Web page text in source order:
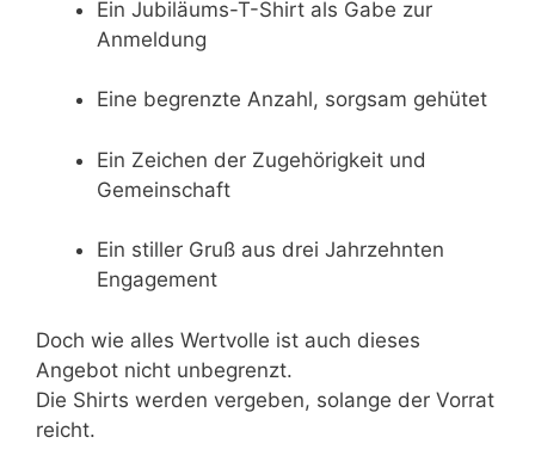
Ein Jubiläums-T-Shirt als Gabe zur
Anmeldung
Eine begrenzte Anzahl, sorgsam gehütet
Ein Zeichen der Zugehörigkeit und
Gemeinschaft
Ein stiller Gruß aus drei Jahrzehnten
Engagement
Doch wie alles Wertvolle ist auch dieses
Angebot nicht unbegrenzt.
Die Shirts werden vergeben, solange der Vorrat
reicht.